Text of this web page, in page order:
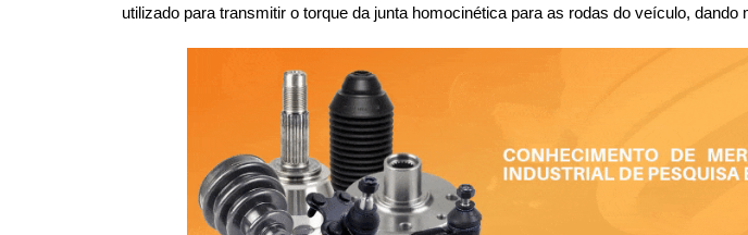
utilizado para transmitir o torque da junta homocinética para as rodas do veículo, dando